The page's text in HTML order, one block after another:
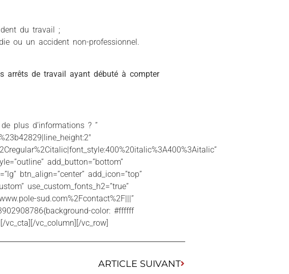
du travail ;
ou un accident non-professionnel.
arrêts de travail ayant débuté à compter
plus d’informations ? ”
add_button=”bottom”
btn_align=”center” add_icon=”top”
use_custom_fonts_h2=”true”
sud.com%2Fcontact%2F|||”
color: #ffffff
vc_cta][/vc_column][/vc_row]
ARTICLE SUIVANT